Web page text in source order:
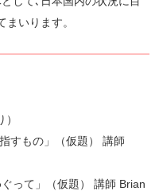
いります。
すもの」（仮題） 講師
って」（仮題） 講師 Brian